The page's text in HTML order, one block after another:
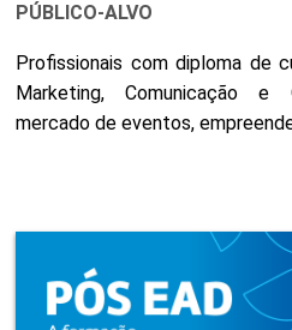
PÚBLICO-ALVO
Profissionais com diploma de
Marketing, Comunicação e
mercado de eventos,